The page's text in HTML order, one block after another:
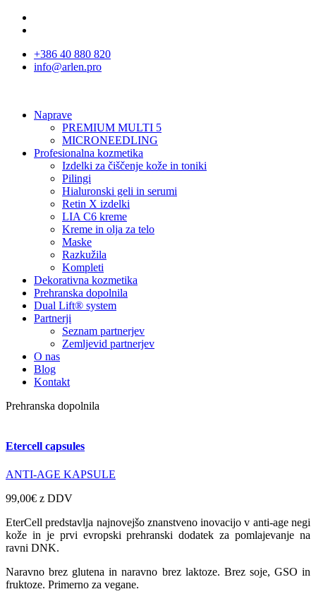
+386 40 880 820
info@arlen.pro
Naprave
PREMIUM MULTI 5
MICRONEEDLING
Profesionalna kozmetika
Izdelki za čiščenje kože in toniki
Pilingi
Hialuronski geli in serumi
Retin X izdelki
LIA C6 kreme
Kreme in olja za telo
Maske
Razkužila
Kompleti
Dekorativna kozmetika
Prehranska dopolnila
Dual Lift® system
Partnerji
Seznam partnerjev
Zemljevid partnerjev
O nas
Blog
Kontakt
Prehranska dopolnila
Etercell capsules
ANTI-AGE KAPSULE
99,00€ z DDV
EterCell predstavlja najnovejšo znanstveno inovacijo v anti-age negi
kože in je prvi evropski prehranski dodatek za pomlajevanje na
ravni DNK.
Naravno brez glutena in naravno brez laktoze. Brez soje, GSO in
fruktoze. Primerno za vegane.